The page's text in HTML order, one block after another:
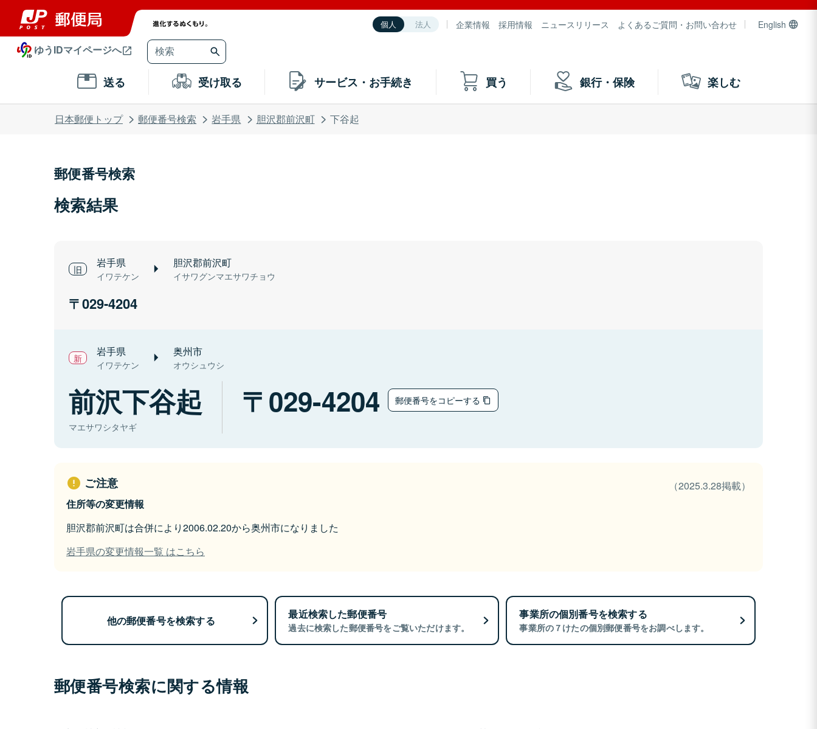
個人 法人 企業情報 採用情報 ニュースリリース よくあるご質問・お問い合わせ English
ゆうIDマイページへ
送る 受け取る サービス・お手続き 買う 銀行・保険 楽しむ
日本郵便トップ 郵便番号検索 岩手県 胆沢郡前沢町 下谷起
郵便番号検索
検索結果
岩手県
イワテケン
胆沢郡前沢町
イサワグンマエサワチョウ
029-4204
岩手県
イワテケン
奥州市
オウシュウシ
前沢下谷起
マエサワシタヤギ
029-4204 郵便番号をコピーする
ご注意
（2025.3.28掲載）
住所等の変更情報
胆沢郡前沢町は合併により2006.02.20から奥州市になりました
岩手県の変更情報一覧 はこちら
他の郵便番号を検索する 最近検索した郵便番号
過去に検索した郵便番号をご覧いただけます。
事業所の個別番号を検索する
事業所の７けたの個別郵便番号をお調べします。
郵便番号検索に関する情報